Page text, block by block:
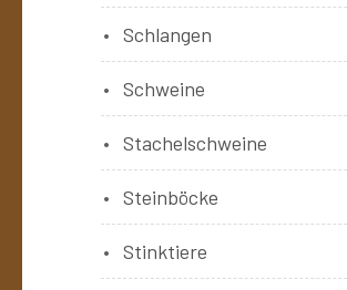
Schlangen
Schweine
Stachelschweine
Steinböcke
Stinktiere